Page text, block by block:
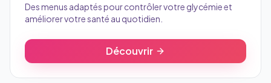
Des menus adaptés pour contrôler votre glycémie et
améliorer votre santé au quotidien.
Découvrir